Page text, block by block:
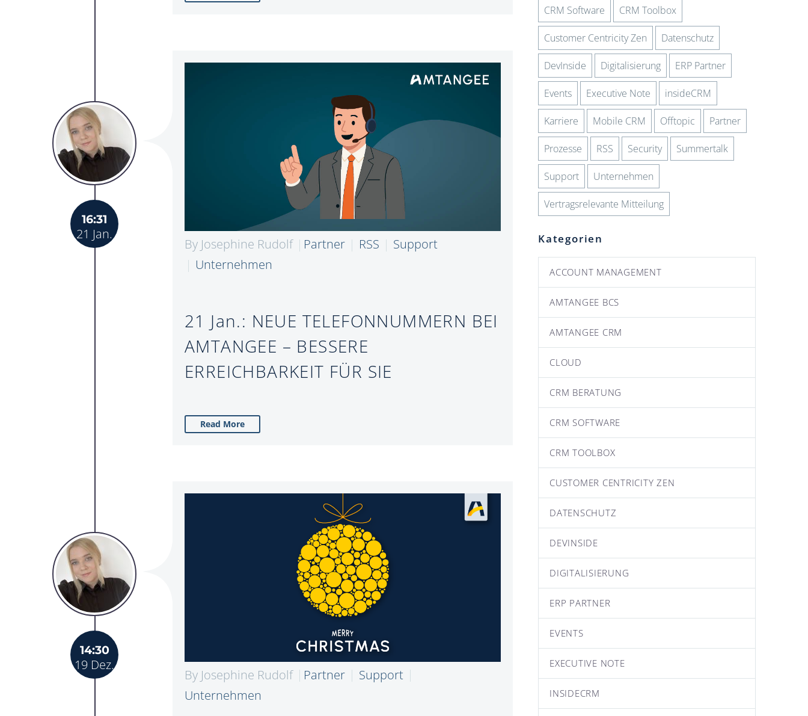
16:31
21 Jan.
By Josephine Rudolf Partner RSS
Support
Unternehmen
21 Jan.: NEUE TELEFONNUMMERN BEI
AMTANGEE – BESSERE
ERREICHBARKEIT FÜR SIE
Read More
14:30
19 Dez.
By Josephine Rudolf Partner
Support
Unternehmen
CRM Software CRM Toolbox
Customer Centricity Zen Datenschutz
DevInside Digitalisierung ERP Partner
Events Executive Note insideCRM
Karriere Mobile CRM Offtopic Partner
Prozesse RSS Security Summertalk
Support Unternehmen
Vertragsrelevante Mitteilung
Kategorien
ACCOUNT MANAGEMENT
AMTANGEE BCS
AMTANGEE CRM
CLOUD
CRM BERATUNG
CRM SOFTWARE
CRM TOOLBOX
CUSTOMER CENTRICITY ZEN
DATENSCHUTZ
DEVINSIDE
DIGITALISIERUNG
ERP PARTNER
EVENTS
EXECUTIVE NOTE
INSIDECRM